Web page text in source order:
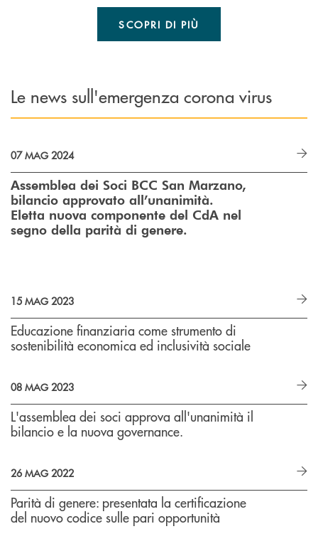
SCOPRI DI PIÙ
Le news sull'emergenza corona virus
07 MAG 2024
Assemblea dei Soci BCC San Marzano,
bilancio approvato all’unanimità.
Eletta nuova componente del CdA nel
segno della parità di genere.
15 MAG 2023
Educazione finanziaria come strumento di
sostenibilità economica ed inclusività sociale
08 MAG 2023
L'assemblea dei soci approva all'unanimità il
bilancio e la nuova governance.
26 MAG 2022
Parità di genere: presentata la certificazione
del nuovo codice sulle pari opportunità